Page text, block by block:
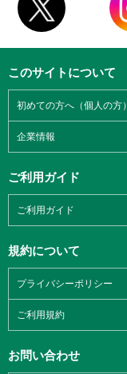
このサイトについて
初めての方へ（個人の方）
企業情報
ご利用ガイド
ご利用ガイド
規約について
プライバシーポリシー
ご利用規約
お問い合わせ